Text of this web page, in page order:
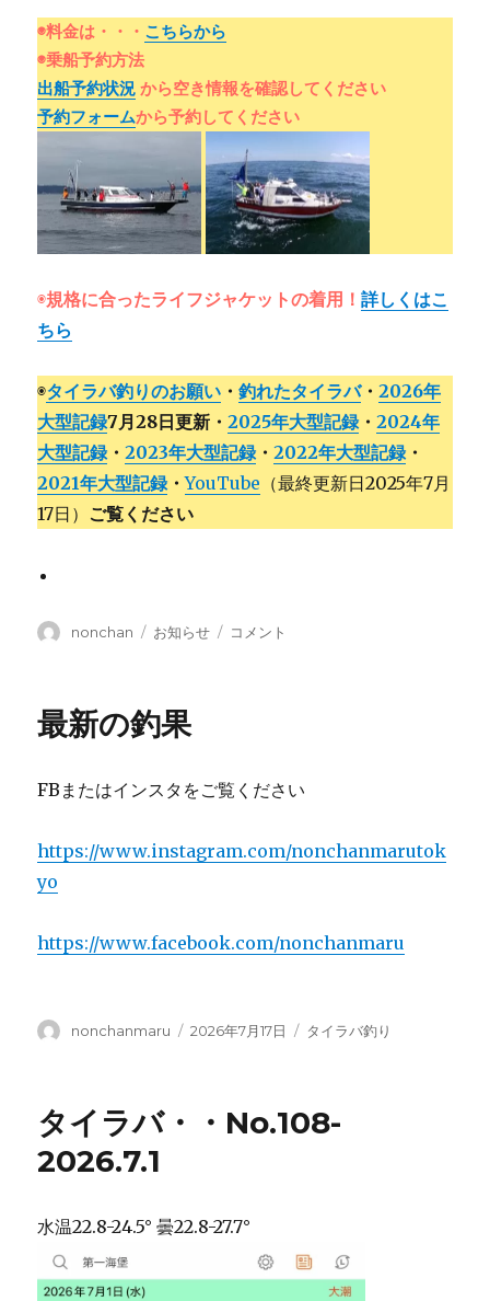
◉料金は・・・ こちらから
◉乗船予約方法
出船予約状況 から空き情報を確認してください
予約フォームから予約してください
◉規格に合ったライフジャケットの着用！詳しくはこ
ちら
◉タイラバ釣りのお願い ・釣れたタイラバ・2026年
大型記録7 月28日更新 ・2025年大型記録・2024年
大型記録・2023年大型記録・2022年大型記録・
2021年大型記録・YouTube （最終更新日2025年7月
17日） ご覧ください
投
nonchan
カ
ー
お知らせ
の
よ
そ・・！
コメント
最新の釣果
FBまたはインスタをご覧ください
https://www.instagram.com/nonchanmarutok
yo
https://www.facebook.com/nonchanmaru
投
nonchanmaru
投
2026年7月17日
カ
ー
タイラバ釣り
タイラバ・・No.108-
2026.7.1
水温22.8-24.5° 曇22.8-27.7°